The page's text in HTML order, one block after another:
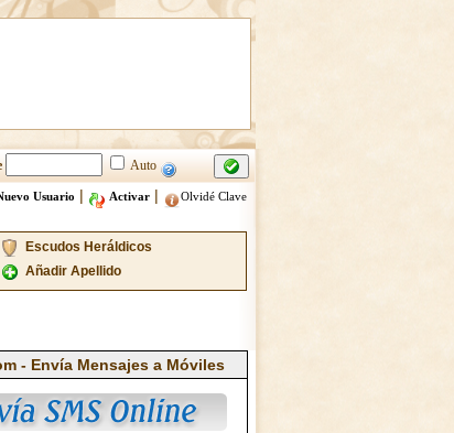
Auto
Usuario | Activar| Olvidé Clave
Escudos Heráldicos
Añadir Apellido
- Envía Mensajes a Móviles